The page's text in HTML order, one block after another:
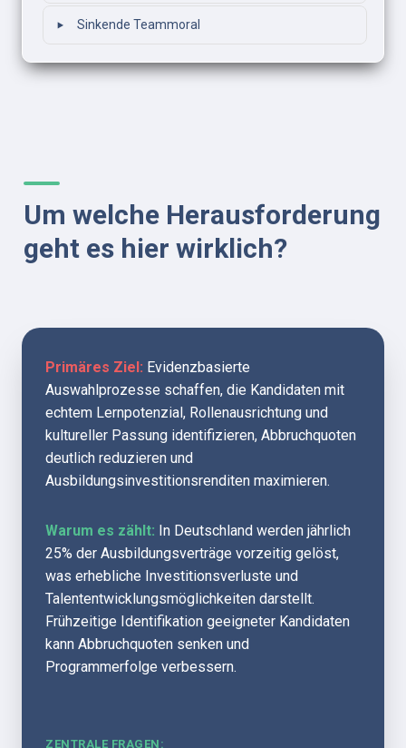
‣ Sinkende Teammoral
Um welche Herausforderung
geht es hier wirklich?
Primäres Ziel: Evidenzbasierte
Auswahlprozesse schaffen, die Kandidaten mit
echtem Lernpotenzial, Rollenausrichtung und
kultureller Passung identifizieren, Abbruchquoten
deutlich reduzieren und
Ausbildungsinvestitionsrenditen maximieren.
Warum es zählt: In Deutschland werden jährlich
25% der Ausbildungsverträge vorzeitig gelöst,
was erhebliche Investitionsverluste und
Talententwicklungsmöglichkeiten darstellt.
Frühzeitige Identifikation geeigneter Kandidaten
kann Abbruchquoten senken und
Programmerfolge verbessern.
ZENTRALE FRAGEN: